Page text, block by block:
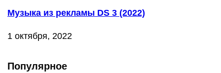
Музыка из рекламы DS 3 (2022)
1 октября, 2022
Популярное